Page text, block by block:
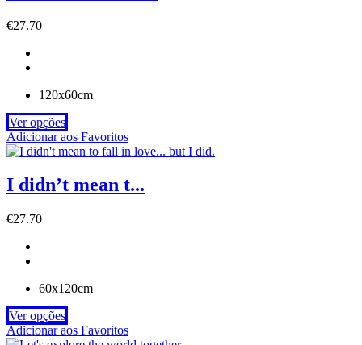
€27.70
120x60cm
Ver opções
Adicionar aos Favoritos
I didn’t mean t...
€27.70
60x120cm
Ver opções
Adicionar aos Favoritos